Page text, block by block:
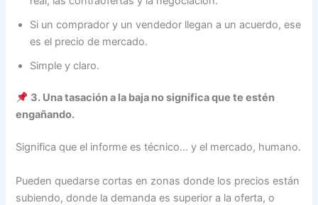
Si un comprador y un vendedor llegan a un acuerdo, ese
es el precio de mercado.
Simple y claro.
3. Una tasación a la baja no significa que te estén
engañando.
Significa que el informe es técnico… y el mercado, humano.
Pueden quedarse cortas en zonas donde los precios están
subiendo, donde la demanda es superior a la oferta, o